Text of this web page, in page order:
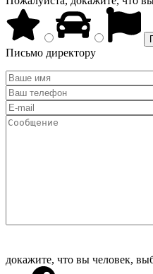
Письмо директору
докажите, что вы человек,